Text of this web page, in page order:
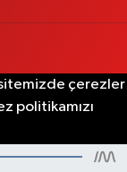
çerezler
politikamızı